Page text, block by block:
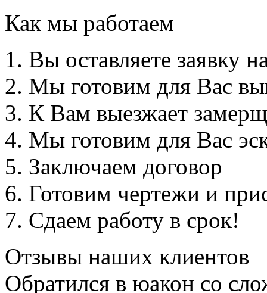
Как мы работаем
Вы оставляете заявку
Мы готовим для Вас
К Вам выезжает
Мы готовим для Вас
Заключаем договор
Готовим чертежи и
Сдаем работу в срок!
Отзывы наших клиентов
Обратился в юакон со